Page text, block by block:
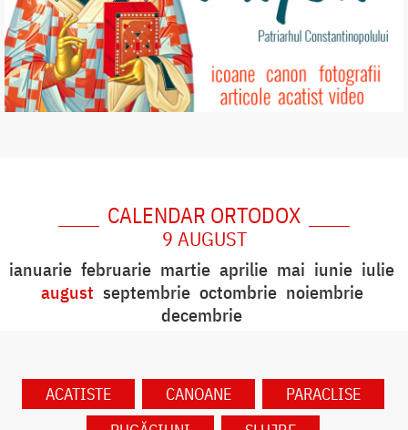
CALENDAR ORTODOX
9 AUGUST
ianuarie februarie martie aprilie mai iunie iulie
august septembrie octombrie noiembrie
decembrie
ACATISTE CANOANE
PARACLISE